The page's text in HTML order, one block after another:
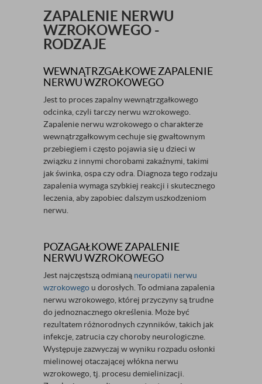
ZAPALENIE NERWU
WZROKOWEGO -
RODZAJE
WEWNĄTRZGAŁKOWE ZAPALENIE
NERWU WZROKOWEGO
Jest to proces zapalny wewnątrzgałkowego
odcinka, czyli tarczy nerwu wzrokowego.
Zapalenie nerwu wzrokowego o charakterze
wewnątrzgałkowym cechuje się gwałtownym
przebiegiem i często pojawia się u dzieci w
związku z innymi chorobami zakaźnymi, takimi
jak świnka, ospa czy odra. Diagnoza tego rodzaju
zapalenia wymaga szybkiej reakcji i skutecznego
leczenia, aby zapobiec dalszym uszkodzeniom
nerwu.
POZAGAŁKOWE ZAPALENIE
NERWU WZROKOWEGO
Jest najczęstszą odmianą neuropatii nerwu
wzrokowego u dorosłych. To odmiana zapalenia
nerwu wzrokowego, której przyczyny są trudne
do jednoznacznego określenia. Może być
rezultatem różnorodnych czynników, takich jak
infekcje, zatrucia czy choroby neurologiczne.
Występuje zazwyczaj w wyniku rozpadu osłonki
mielinowej otaczającej włókna nerwu
wzrokowego, tj. procesu demielinizacji.